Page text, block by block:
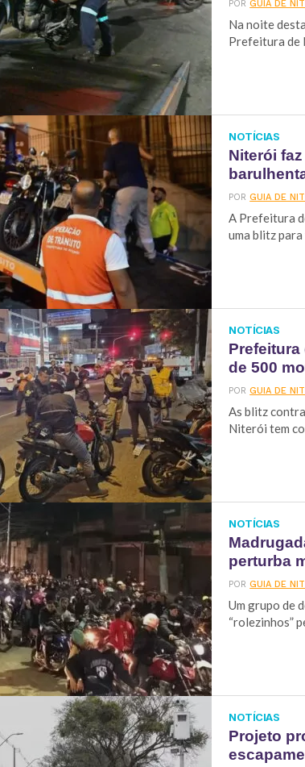
PORGUIA DE
Na noite
Prefeitura de
NOTÍCIAS
Niterói
PORGUIA DE
A Prefeitura
uma blitz
NOTÍCIAS
de 500
PORGUIA DE
As blitz
Niterói tem
NOTÍCIAS
perturba
PORGUIA DE
Um grupo de
“rolezinhos”
NOTÍCIAS
Projeto